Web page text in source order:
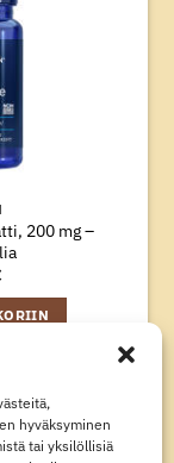
hyväksyminen
tai yksilöllisiä
200 mg –
Apple
Pay
Google
Pay